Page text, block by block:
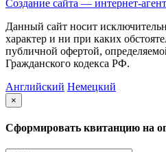
Создание сайта — интернет-
Данный сайт носит
характер и ни при каких
публичной офертой,
Гражданского кодекса РФ.
Английский Немецкий
×
Сформировать квитанцию на